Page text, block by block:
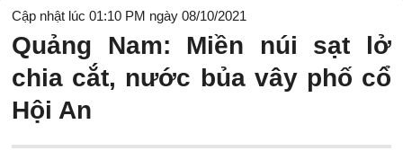
Cập nhật lúc 01:10 PM ngày 08/10/2021
Quảng Nam: Miền núi sạt lở
chia cắt, nước bủa vây phố cổ
Hội An